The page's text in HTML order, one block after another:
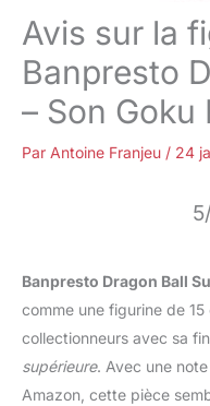
Avis sur la
Banpresto
– Son Goku
Par Antoine Franjeu / 24
Banpresto Dragon Ball
comme une figurine de
collectionneurs avec sa
supérieure. Avec une
Amazon, cette pièce